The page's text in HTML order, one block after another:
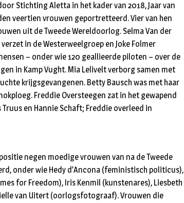
Stichting Aletta in het kader van 2018, Jaar van
veertien vrouwen geportretteerd. Vier van hen
uit de Tweede Wereldoorlog. Selma Van der
in de Westerweelgroep en Joke Folmer
– onder wie 120 geallieerde piloten – over de
in Kamp Vught. Mia Lelivelt verborg samen met
krijgsgevangenen. Betty Bausch was met haar
Freddie Oversteegen zat in het gewapend
en Hannie Schaft; Freddie overleed in
negen moedige vrouwen van na de Tweede
onder wie Hedy d’Ancona (feministisch politicus),
for Freedom), Iris Kenmil (kunstenares), Liesbeth
van Uitert (oorlogsfotograaf). Vrouwen die